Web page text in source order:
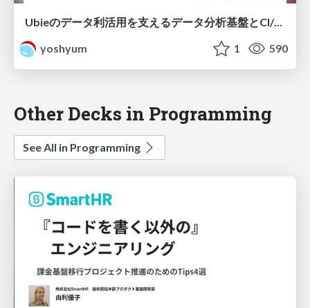
Ubieのデータ利活用を支えるデータ分析基盤とCI/CD
yoshyum
1 590
Other Decks in Programming
See All in Programming